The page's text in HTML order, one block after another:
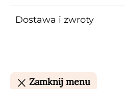
Dostawa i zwroty
Zamknij menu